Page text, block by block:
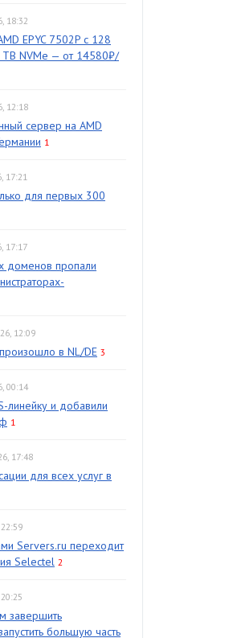
18:32
EPYC 7502P с 128
TB NVMe — от 14580₽/
12:18
сервер на AMD
1
17:21
для первых 300
17:17
доменов пропали
12:09
в NL/DE 3
00:14
линейку и добавили
1
17:48
для всех услуг в
Servers.ru переходит
Selectel 2
завершить
большую часть